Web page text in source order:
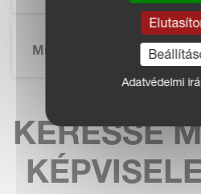
Műszaki Adatok
KERESSE
Adatvédelmi